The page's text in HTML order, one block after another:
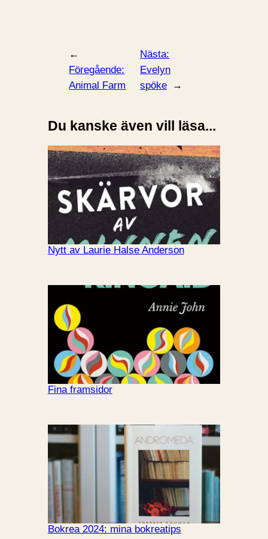
←
Föregående:
Animal Farm
Nästa:
Evelyn
spöke
→
Du kanske även vill läsa...
Nytt av Laurie Halse Anderson
Fina framsidor
Bokrea 2024: mina bokreatips